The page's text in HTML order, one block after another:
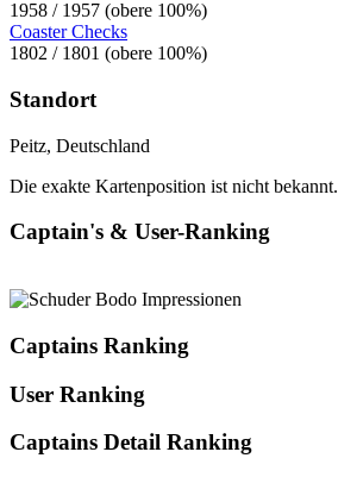
1958 / 1957 (obere 100%)
Coaster Checks
1802 / 1801 (obere 100%)
Standort
Peitz, Deutschland
Die exakte Kartenposition ist nicht bekannt.
Captain's & User-Ranking
Captains Ranking
User Ranking
Captains Detail Ranking